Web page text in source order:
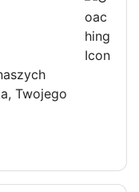
Twojego